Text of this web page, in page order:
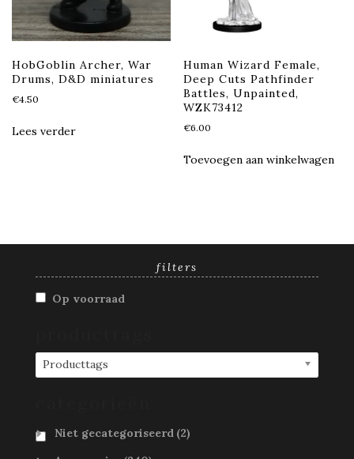
HobGoblin Archer, War
Drums, D&D miniatures
€4.50
Lees verder
Human Wizard Female,
Deep Cuts Pathfinder
Battles, Unpainted,
WZK73412
€6.00
Toevoegen aan winkelwagen
filters
Op voorraad
Producttags
Niet gecategoriseerd (2)